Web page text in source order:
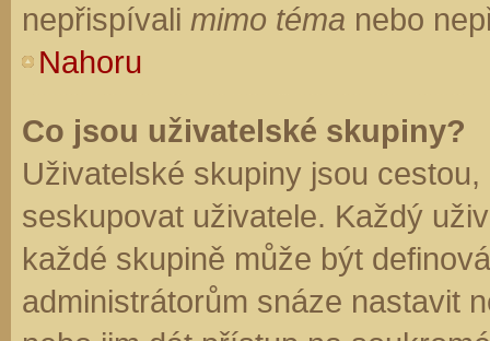
nepřispívali mimo téma nebo
Nahoru
Co jsou uživatelské skupiny?
Uživatelské skupiny jsou
seskupovat uživatele. Každý
každé skupině může být
administrátorům snáze nastavit